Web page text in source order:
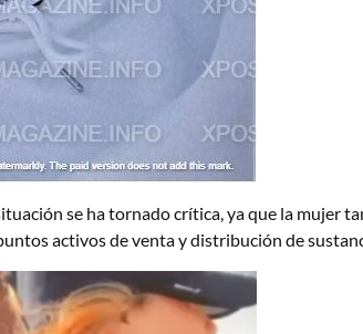
se ha tornado crítica, ya que la mujer
activos de venta y distribución de